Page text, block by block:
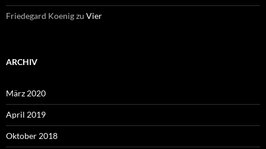
Friedegard Koenigzu Vier
ARCHIV
März 2020
April 2019
Oktober 2018